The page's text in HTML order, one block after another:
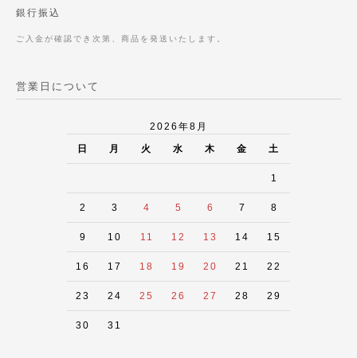
銀行振込
ご入金が確認でき次第、商品を発送いたします。
営業日について
2026年8月
日 月 火 水 木 金 土
1
2 3 4 5 6 7 8
9 10 11 12 13 14 15
16 17 18 19 20 21 22
23 24 25 26 27 28 29
30 31